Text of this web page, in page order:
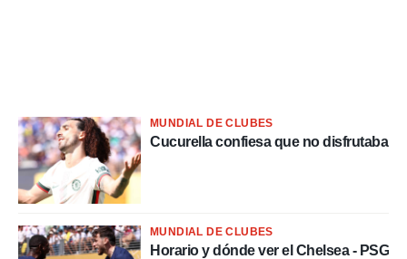
MUNDIAL DE CLUBES
Cucurella confiesa que no disfrutaba
MUNDIAL DE CLUBES
Horario y dónde ver el Chelsea - PSG